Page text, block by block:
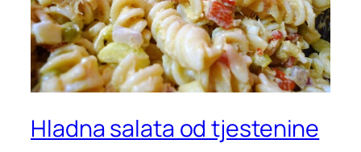
Hladna salata od tjestenine